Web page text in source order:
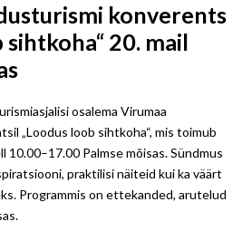
konverents
sihtkoha“ 20. mail
osalema Virumaa
„Loodus loob sihtkoha“, mis toimub
10.00–17.00 Palmse mõisas. Sündmus
praktilisi näiteid kui ka väärt
Programmis on ettekanded, arutelud